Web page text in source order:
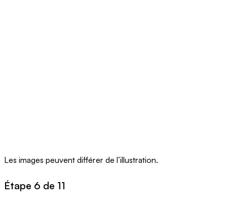
Les images peuvent différer de l’illustration.
Étape 6 de 11